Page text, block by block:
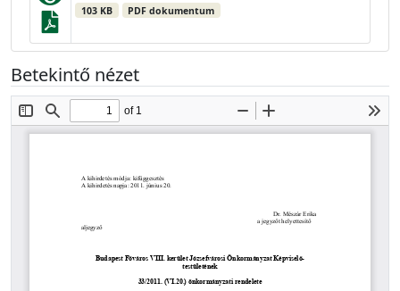
103 KB PDF dokumentum
Betekintő nézet